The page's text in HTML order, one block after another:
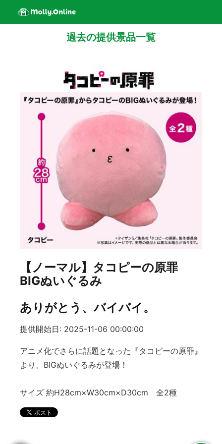
過去の提供景品一覧
【ノーマル】タコピーの原罪
BIGぬいぐるみ
ありがとう、バイバイ。
提供開始日: 2025-11-06 00:00:00
アニメ化でさらに話題となった『タコピーの原罪』
より、BIGぬいぐるみが登場！
サイズ 約H28cm×W30cm×D30cm 全2種